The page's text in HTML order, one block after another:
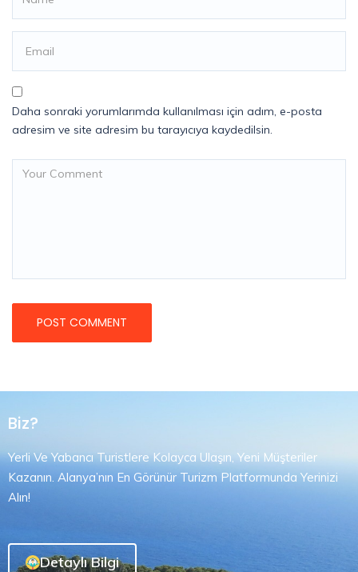
Daha sonraki yorumlarımda kullanılması için adım, e-posta
adresim ve site adresim bu tarayıcıya kaydedilsin.
Biz?
Yerli Ve Yabancı Turistlere Kolayca Ulaşın, Yeni Müşteriler
Kazanın. Alanya’nın En Görünür Turizm Platformunda Yerinizi
Alın!
Detaylı Bilgi